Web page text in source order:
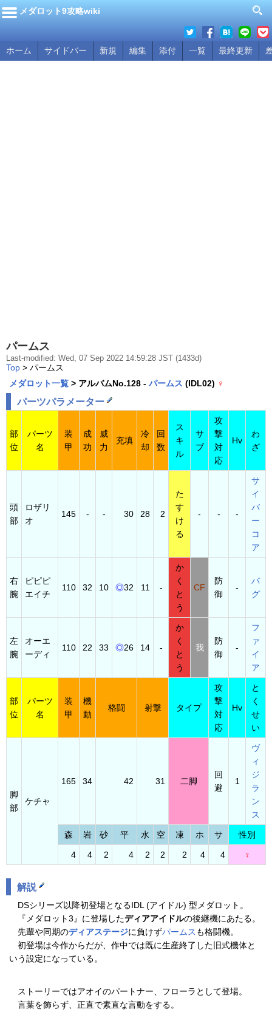
メダロット9攻略wiki
ホーム サイドバー 新規 編集 添付 一覧 最終更新
パームス
Last-modified: Wed, 07 Sep 2022 14:59:28 JST (1433d)
Top > パームス
メダロット一覧 > アルバムNo.128 - パームス (IDL02) ♀
パーツパラメーター
部
位
パーツ
名
装
甲
成
功
威
力
充填
冷
却
回
数
ス
キ
ル
サ
ブ
攻
撃
対
応
Hv
わ
ざ
頭
部
ロザリ
オ
145 - - 30 28 2
た
す
け
る
- - -
サ
イ
バ
ー
コ
ア
右
腕
ピピピ
エイチ
110 32 10 ◎32 11 -
か
く
と
う
CF
防
御
-
バ
グ
左
腕
オーエ
ーディ
110 22 33 ◎26 14 -
か
く
と
う
我
防
御
-
フ
ァ
イ
ア
部
位
パーツ
名
装
甲
機
動
格闘 射撃 タイプ
攻
撃
対
応
Hv
と
く
せ
い
脚
部
ケチャ
165 34 42 31 二脚
回
避
1
ヴ
ィ
ジ
ラ
ン
ス
森 岩 砂 平 水 空 凍 ホ サ 性別
4 4 2 4 2 2 2 4 4 ♀
解説
DSシリーズ以降初登場となるIDL (アイドル) 型メダロット。
『メダロット3』に登場したディアアイドルの後継機にあたる。
先輩や同期のディアステージに負けずパームス も格闘機。
初登場は今作からだが、作中では既に生産終了した旧式機体と
いう設定になっている。
ストーリーではアオイのパートナー、フローラとして登場。
言葉を飾らず、正直で素直な言動をする。